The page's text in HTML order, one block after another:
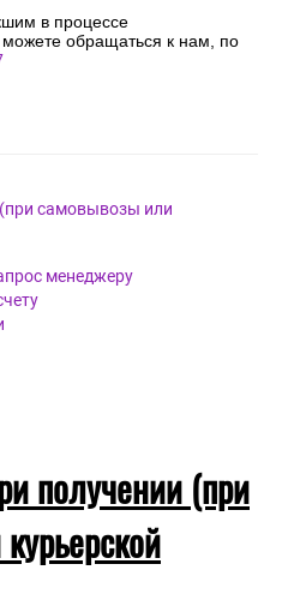
в процессе
можете обращаться к нам, по
самовывозы или
менеджеру
получении (при